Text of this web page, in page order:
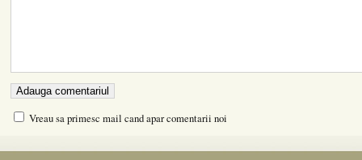
Vreau sa primesc mail cand apar comentarii noi